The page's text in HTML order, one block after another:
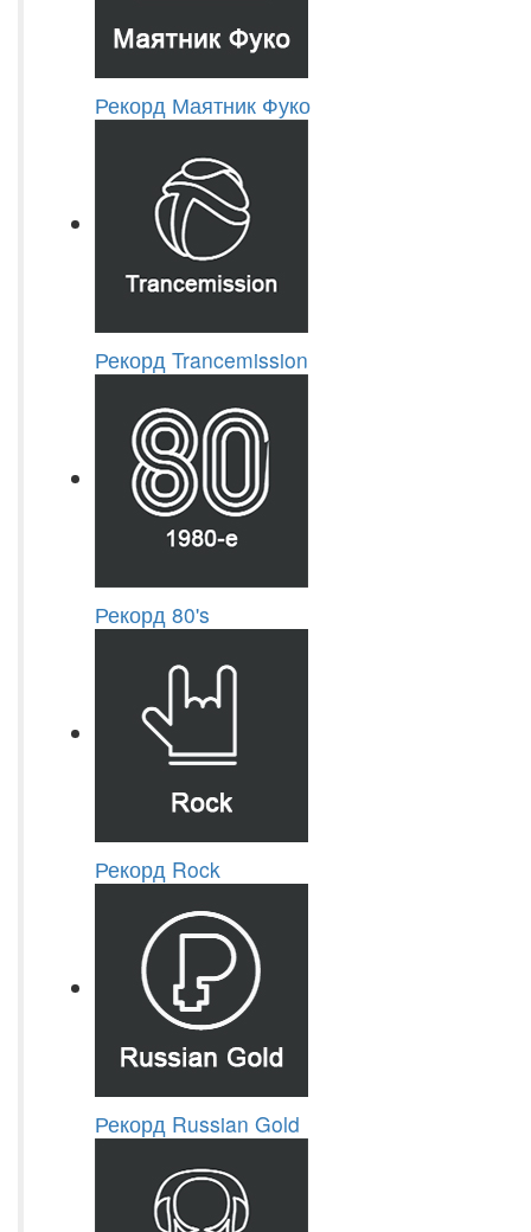
Рекорд Маятник Фуко
Рекорд Trancemission
Рекорд 80's
Рекорд Rock
Рекорд Russian Gold